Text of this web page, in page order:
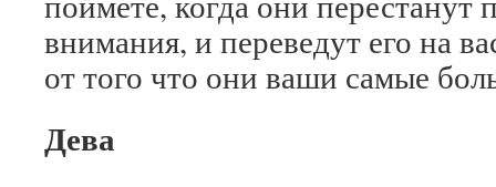
внимания, и переведут его на
от того что они ваши самые
Дева